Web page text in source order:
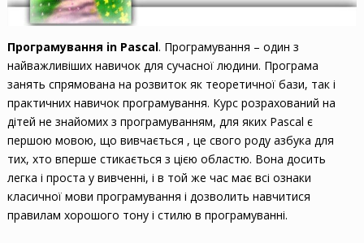
Програмування in Pascal. Програмування – один з
найважливіших навичок для сучасної людини. Програма
занять спрямована на розвиток як теоретичної бази, так і
практичних навичок програмування. Курс розрахований на
дітей не знайомих з програмуванням, для яких Pascal є
першою мовою, що вивчається , це свого роду азбука для
тих, хто вперше стикається з цією областю. Вона досить
легка і проста у вивченні, і в той же час має всі ознаки
класичної мови програмування і дозволить навчитися
правилам хорошого тону і стилю в програмуванні.